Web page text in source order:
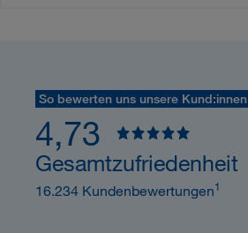
So bewerten uns unsere Kund:innen
4,73
Gesamtzufriedenheit
16.234 Kundenbewertungen1